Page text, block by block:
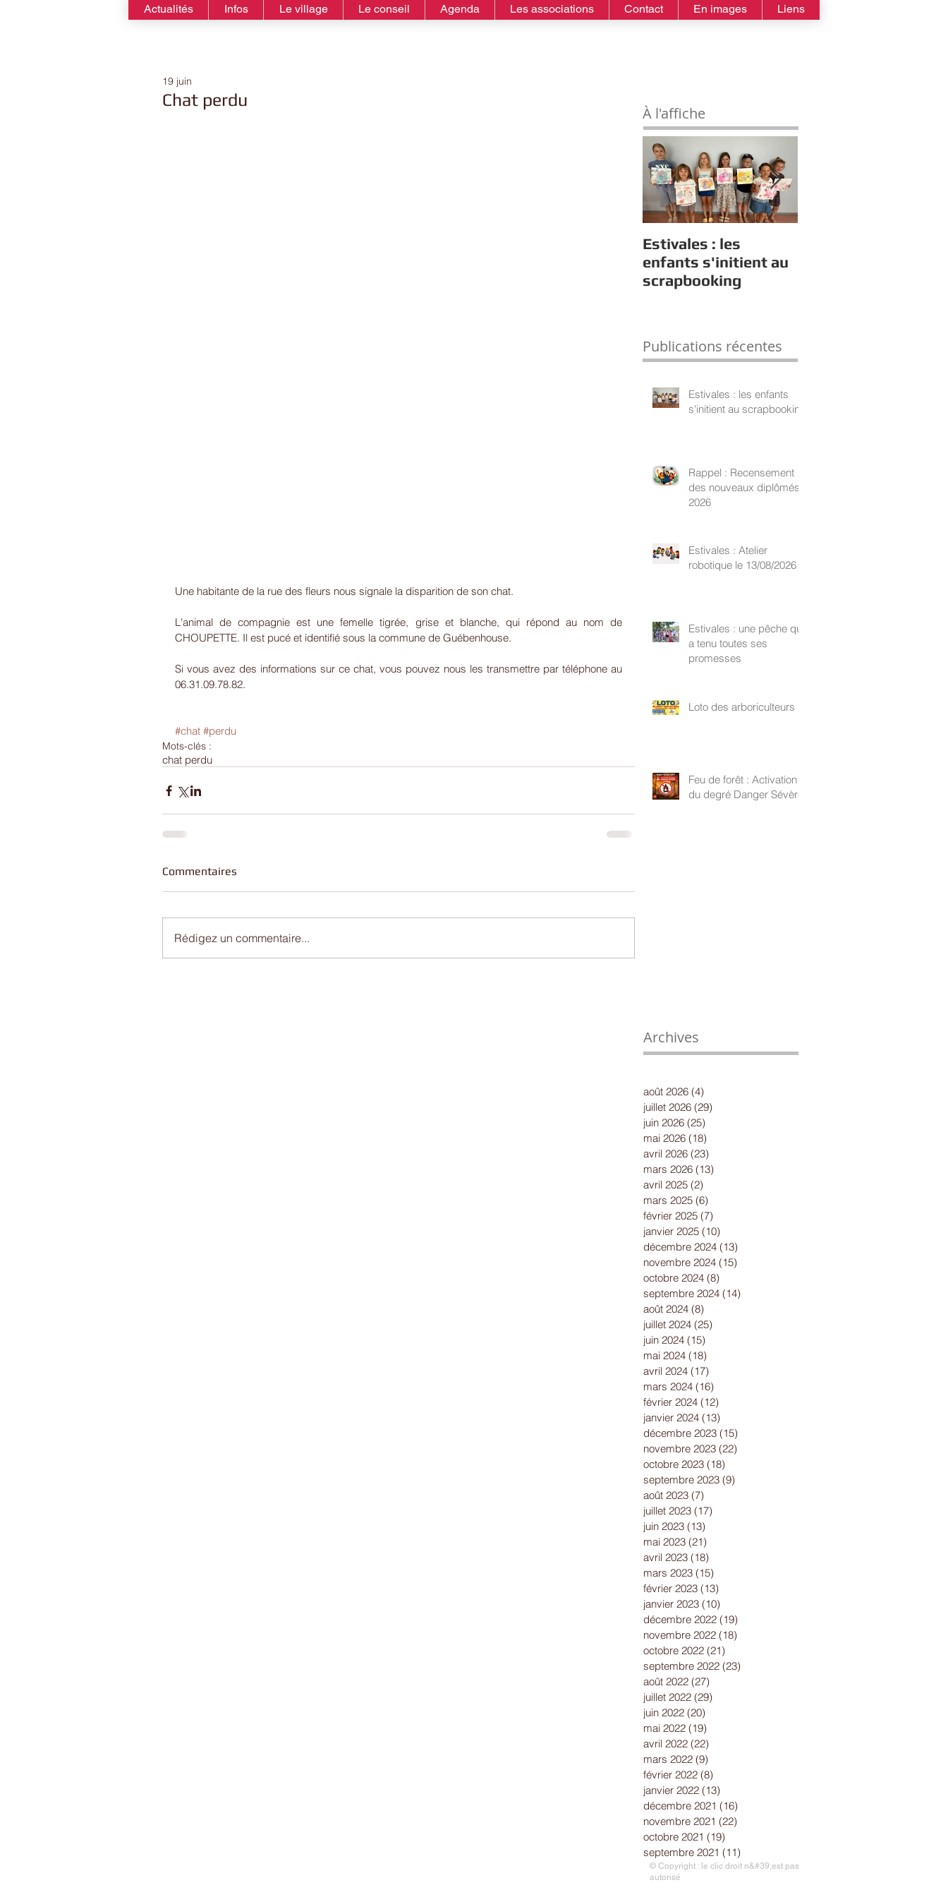
Actualités Infos Le village Le conseil Agenda Les associations Contact En images Liens
Chat perdu
19 juin
Une habitante de la rue des fleurs nous signale la disparition de son chat.
L'animal de compagnie est une femelle tigrée, grise et blanche, qui répond au nom de
CHOUPETTE. Il est pucé et identifié sous la commune de Guébenhouse.
Si vous avez des informations sur ce chat, vous pouvez nous les transmettre par téléphone au
06.31.09.78.82.
#chat #perdu
Mots-clés :
chat perdu
Commentaires
Rédigez un commentaire...
À l'affiche
Estivales : les
enfants s'initient au
scrapbooking
Publications récentes
Estivales : les enfants
s'initient au scrapbooking
Rappel : Recensement
des nouveaux diplômés
2026
Estivales : Atelier
robotique le 13/08/2026
Estivales : une pêche qui
a tenu toutes ses
promesses
Loto des arboriculteurs
Feu de forêt : Activation
du degré Danger Sévère
Archives
août 2026 (4)
juillet 2026 (29)
juin 2026 (25)
mai 2026 (18)
avril 2026 (23)
mars 2026 (13)
avril 2025 (2)
mars 2025 (6)
février 2025 (7)
janvier 2025 (10)
décembre 2024 (13)
novembre 2024 (15)
octobre 2024 (8)
septembre 2024 (14)
août 2024 (8)
juillet 2024 (25)
juin 2024 (15)
mai 2024 (18)
avril 2024 (17)
mars 2024 (16)
février 2024 (12)
janvier 2024 (13)
décembre 2023 (15)
novembre 2023 (22)
octobre 2023 (18)
septembre 2023 (9)
août 2023 (7)
juillet 2023 (17)
juin 2023 (13)
mai 2023 (21)
avril 2023 (18)
mars 2023 (15)
février 2023 (13)
janvier 2023 (10)
décembre 2022 (19)
novembre 2022 (18)
octobre 2022 (21)
septembre 2022 (23)
août 2022 (27)
juillet 2022 (29)
juin 2022 (20)
mai 2022 (19)
avril 2022 (22)
mars 2022 (9)
février 2022 (8)
janvier 2022 (13)
décembre 2021 (16)
novembre 2021 (22)
octobre 2021 (19)
septembre 2021 (11)
© Copyright : le clic droit n&#39;est pas
autorisé